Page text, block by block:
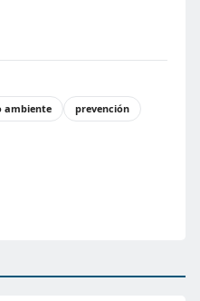
ambiente
prevención